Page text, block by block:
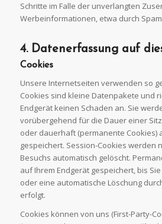
Schritte im Falle der unverlangten
Werbeinformationen, etwa durch
4. Datenerfassung auf
Cookies
Unsere Internetseiten verwenden so
Cookies sind kleine Datenpakete und
Endgerät keinen Schaden an. Sie
vorübergehend für die Dauer einer
oder dauerhaft (permanente Cookies)
gespeichert. Session-Cookies werden
Besuchs automatisch gelöscht.
auf Ihrem Endgerät gespeichert, bis
oder eine automatische Löschung
erfolgt.
Cookies können von uns (First-Party-